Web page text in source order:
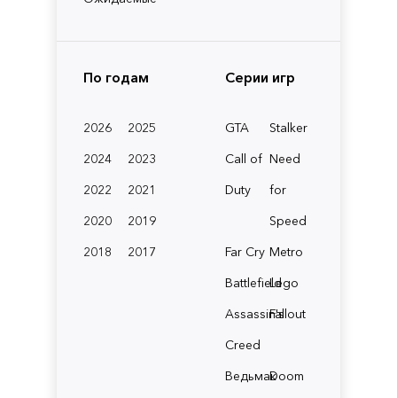
По годам
2026
2025
2024
2023
2022
2021
2020
2019
2018
2017
Серии игр
GTA
Stalker
Call of
Duty
Need
for
Speed
Far Cry Metro
BattlefieldLego
Assassin's
Creed
Fallout
ВедьмакDoom